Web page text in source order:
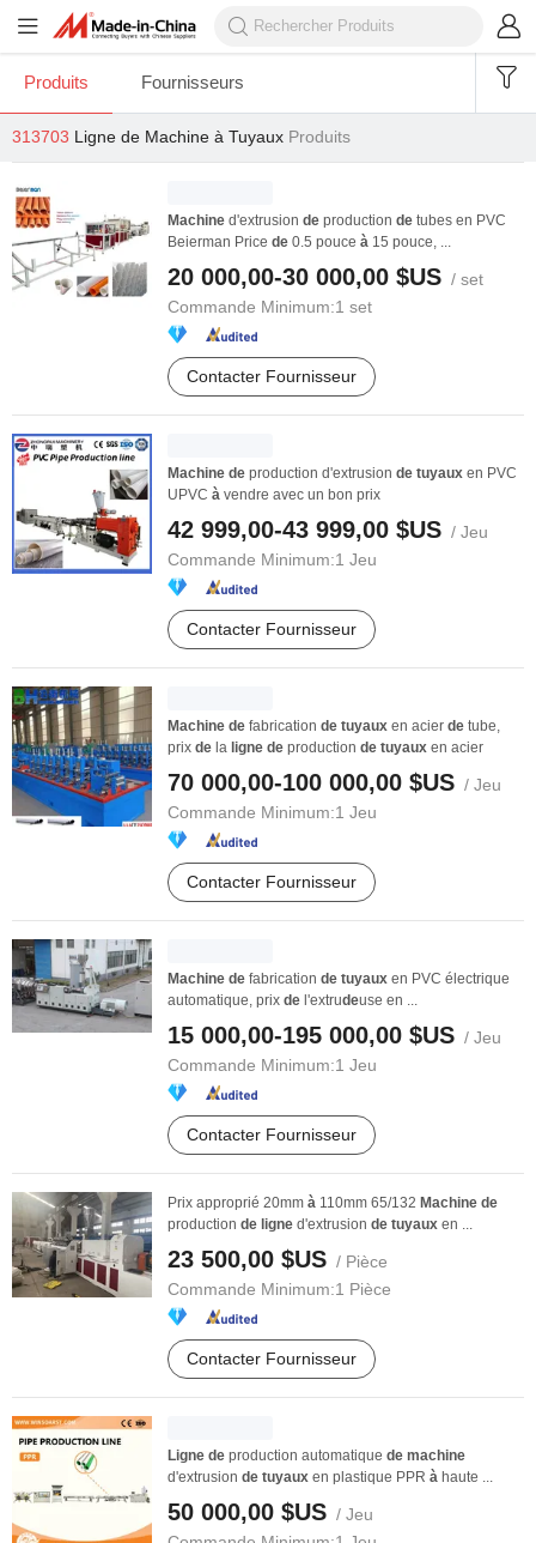
Produits Fournisseurs
313703 Ligne de Machine à Tuyaux Produits
Machine d'extrusion de production de tubes en PVC
Beierman Price de 0.5 pouce à 15 pouce, ...
20 000,00-30 000,00 $US / set
Commande Minimum:1 set
Contacter Fournisseur
Machine de production d'extrusion de tuyaux en PVC
UPVC à vendre avec un bon prix
42 999,00-43 999,00 $US / Jeu
Commande Minimum:1 Jeu
Contacter Fournisseur
Machine de fabrication de tuyaux en acier de tube,
prix de la ligne de production de tuyaux en acier
70 000,00-100 000,00 $US / Jeu
Commande Minimum:1 Jeu
Contacter Fournisseur
Machine de fabrication de tuyaux en PVC électrique
automatique, prix de l'extrudeuse en ...
15 000,00-195 000,00 $US / Jeu
Commande Minimum:1 Jeu
Contacter Fournisseur
Prix approprié 20mm à 110mm 65/132 Machine de
production de ligne d'extrusion de tuyaux en ...
23 500,00 $US / Pièce
Commande Minimum:1 Pièce
Contacter Fournisseur
Ligne de production automatique de machine
d'extrusion de tuyaux en plastique PPR à haute ...
50 000,00 $US / Jeu